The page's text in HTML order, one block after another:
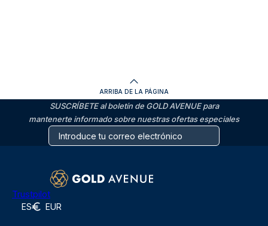
ARRIBA DE LA PÁGINA
SUSCRÍBETE al boletín de GOLD AVENUE para
mantenerte informado sobre nuestras ofertas especiales
Trustpilot
ES EUR